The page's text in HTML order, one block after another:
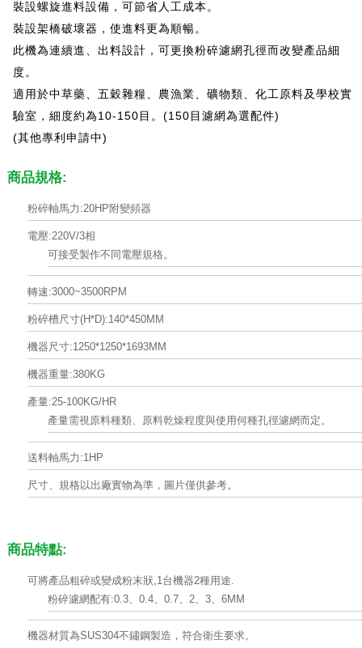
裝設螺旋進料設備，可節省人工成本。
裝設架橋破壞器，使進料更為順暢。
此機為連續進、出料設計，可更換粉碎濾網孔徑而改變產品細
度。
適用於中草藥、五穀雜糧、農漁業、礦物類、化工原料及學校實
驗室，細度約為10-150目。(150目濾網為選配件)
(其他專利申請中)
商品規格:
粉碎軸馬力:20HP附變頻器
電壓:220V/3相
可接受製作不同電壓規格。
轉速:3000~3500RPM
粉碎槽尺寸(H*D):140*450MM
機器尺寸:1250*1250*1693MM
機器重量:380KG
產量:25-100KG/HR
產量需視原料種類、原料乾燥程度與使用何種孔徑濾網而定。
送料軸馬力:1HP
尺寸、規格以出廠實物為準，圖片僅供參考。
商品特點:
可將產品粗碎或變成粉末狀,1台機器2種用途.
粉碎濾網配有:0.3、0.4、0.7、2、3、6MM
機器材質為SUS304不鏽鋼製造，符合衛生要求。